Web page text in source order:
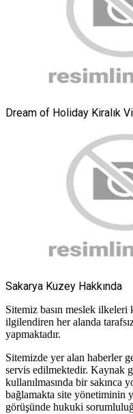
Dream of Holiday Kiralık
Sakarya Kuzey Hakkında
Sitemiz basın meslek ilkeleri
ilgilendiren her alanda
yapmaktadır.
Sitemizde yer alan haberler
servis edilmektedir. Kaynak
kullanılmasında bir sakınca
bağlamakta site yönetiminin
görüşünde hukuki